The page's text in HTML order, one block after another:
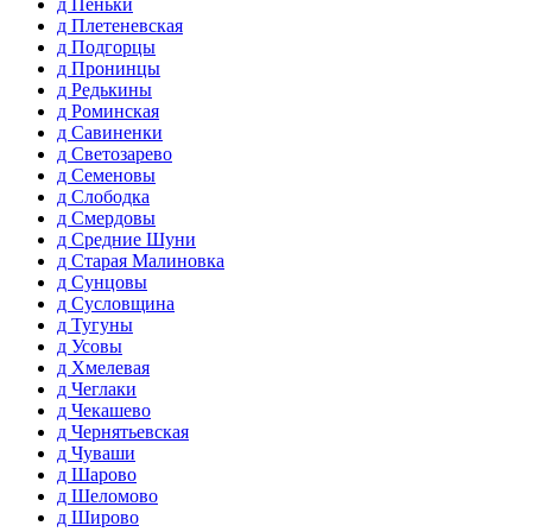
д Плетеневская
д Подгорцы
д Пронинцы
д Редькины
д Роминская
д Савиненки
д Светозарево
д Семеновы
д Слободка
д Смердовы
д Средние Шуни
д Старая Малиновка
д Сунцовы
д Сусловщина
д Тугуны
д Усовы
д Хмелевая
д Чеглаки
д Чекашево
д Чернятьевская
д Чуваши
д Шарово
д Шеломово
д Широво